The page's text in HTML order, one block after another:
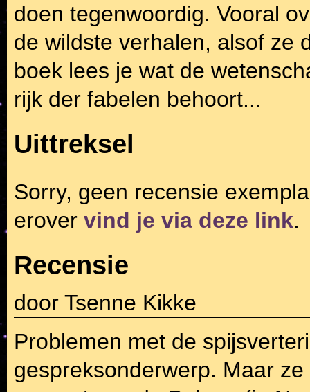
doen tegenwoordig. Vooral
de wildste verhalen, alsof ze
boek lees je wat de
rijk der fabelen behoort...
Uittreksel
Sorry, geen recensie
erover vind je via deze link.
Recensie
door Tsenne Kikke
Problemen met de
gespreksonderwerp. Maar